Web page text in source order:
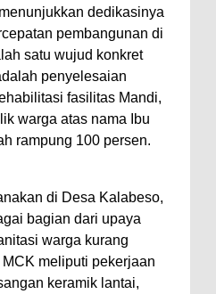
dengan Masyarakat
Warga dan Polisi
Bareng Laga Prancis vs
di Mapolres Bima
Kota Bima Tinjau Finalisasi
RSUD Kota Bima,
Bertahap
Peduli" Satsamapta
Bima Bantu Warga Padolo
Krisis Air Bersih
dedikasinya
pembangunan di
satu wujud konkret
penyelesaian
fasilitas Mandi,
warga atas nama Ibu
rampung 100 persen.
di Desa Kalabeso,
bagian dari upaya
warga kurang
meliputi pekerjaan
keramik lantai,